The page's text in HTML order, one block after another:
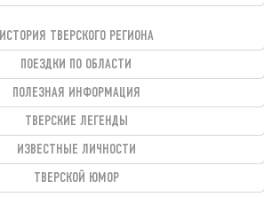
ИСТОРИЯ ТВЕРСКОГО РЕГИОНА
ПОЕЗДКИ ПО ОБЛАСТИ
ПОЛЕЗНАЯ ИНФОРМАЦИЯ
ТВЕРСКИЕ ЛЕГЕНДЫ
ИЗВЕСТНЫЕ ЛИЧНОСТИ
ТВЕРСКОЙ ЮМОР